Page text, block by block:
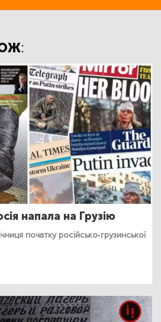
напала на Грузію
початку російсько-грузинської